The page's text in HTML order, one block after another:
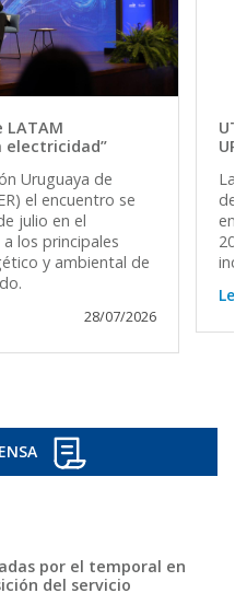
LATAM
electricidad”
Uruguaya de
el encuentro se
julio en el
los principales
y ambiental de
28/07/2026
La
del
en
por el temporal en
del servicio